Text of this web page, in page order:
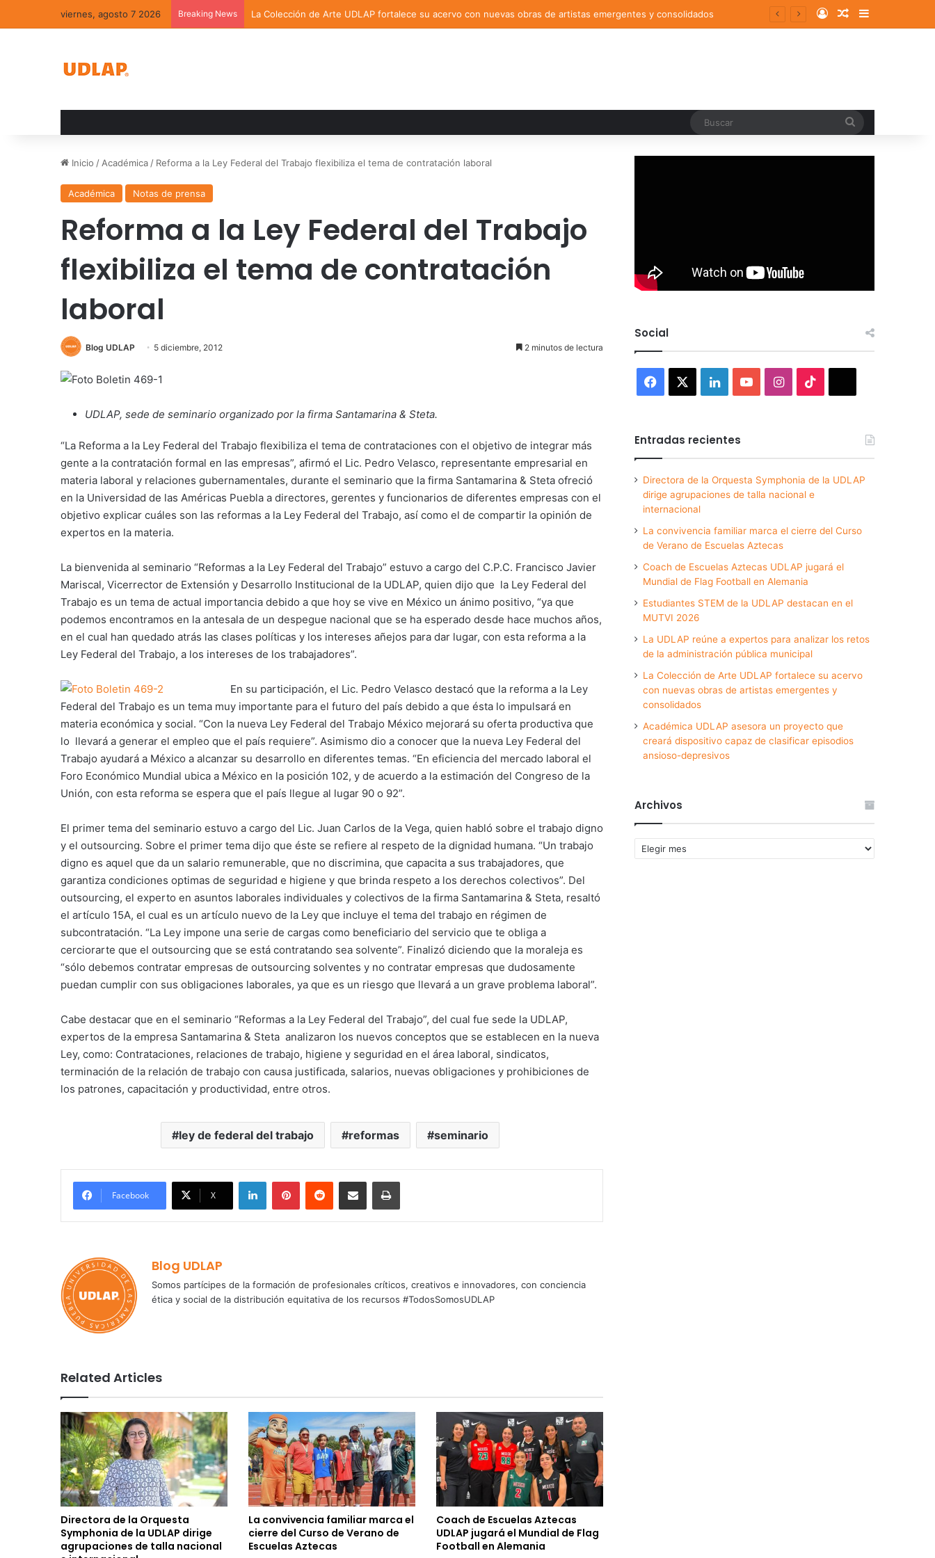
viernes, agosto 7 2026 Breaking News La Colección de Arte UDLAP fortalece su acervo con nuevas obras de artistas emergentes y consolidados Log InRandom Article
Sidebar
Inicio / Académica / Reforma a la Ley Federal del Trabajo flexibiliza el tema de contratación laboral
Académica Notas de prensa
Reforma a la Ley Federal del Trabajo
flexibiliza el tema de contratación
laboral
Blog UDLAP 5 diciembre, 2012 2 minutos de lectura
UDLAP, sede de seminario organizado por la firma Santamarina & Steta.
“La Reforma a la Ley Federal del Trabajo flexibiliza el tema de contrataciones con el objetivo de integrar más
gente a la contratación formal en las empresas”, afirmó el Lic. Pedro Velasco, representante empresarial en
materia laboral y relaciones gubernamentales, durante el seminario que la firma Santamarina & Steta ofreció
en la Universidad de las Américas Puebla a directores, gerentes y funcionarios de diferentes empresas con el
objetivo explicar cuáles son las reformas a la Ley Federal del Trabajo, así como el de compartir la opinión de
expertos en la materia.
La bienvenida al seminario “Reformas a la Ley Federal del Trabajo” estuvo a cargo del C.P.C. Francisco Javier
Mariscal, Vicerrector de Extensión y Desarrollo Institucional de la UDLAP, quien dijo que la Ley Federal del
Trabajo es un tema de actual importancia debido a que hoy se vive en México un ánimo positivo, “ya que
podemos encontramos en la antesala de un despegue nacional que se ha esperado desde hace muchos años,
en el cual han quedado atrás las clases políticas y los intereses añejos para dar lugar, con esta reforma a la
Ley Federal del Trabajo, a los intereses de los trabajadores”.
En su participación, el Lic. Pedro Velasco destacó que la reforma a la Ley
Federal del Trabajo es un tema muy importante para el futuro del país debido a que ésta lo impulsará en
materia económica y social. “Con la nueva Ley Federal del Trabajo México mejorará su oferta productiva que
lo llevará a generar el empleo que el país requiere”. Asimismo dio a conocer que la nueva Ley Federal del
Trabajo ayudará a México a alcanzar su desarrollo en diferentes temas. “En eficiencia del mercado laboral el
Foro Económico Mundial ubica a México en la posición 102, y de acuerdo a la estimación del Congreso de la
Unión, con esta reforma se espera que el país llegue al lugar 90 o 92”.
El primer tema del seminario estuvo a cargo del Lic. Juan Carlos de la Vega, quien habló sobre el trabajo digno
y el outsourcing. Sobre el primer tema dijo que éste se refiere al respeto de la dignidad humana. “Un trabajo
digno es aquel que da un salario remunerable, que no discrimina, que capacita a sus trabajadores, que
garantiza condiciones optimas de seguridad e higiene y que brinda respeto a los derechos colectivos”. Del
outsourcing, el experto en asuntos laborales individuales y colectivos de la firma Santamarina & Steta, resaltó
el artículo 15A, el cual es un artículo nuevo de la Ley que incluye el tema del trabajo en régimen de
subcontratación. “La Ley impone una serie de cargas como beneficiario del servicio que te obliga a
cerciorarte que el outsourcing que se está contratando sea solvente”. Finalizó diciendo que la moraleja es
“sólo debemos contratar empresas de outsourcing solventes y no contratar empresas que dudosamente
puedan cumplir con sus obligaciones laborales, ya que es un riesgo que llevará a un grave problema laboral”.
Cabe destacar que en el seminario “Reformas a la Ley Federal del Trabajo”, del cual fue sede la UDLAP,
expertos de la empresa Santamarina & Steta analizaron los nuevos conceptos que se establecen en la nueva
Ley, como: Contrataciones, relaciones de trabajo, higiene y seguridad en el área laboral, sindicatos,
terminación de la relación de trabajo con causa justificada, salarios, nuevas obligaciones y prohibiciones de
los patrones, capacitación y productividad, entre otros.
ley de federal del trabajo reformas seminario
Facebook X
LinkedInPinterestReddit Share via Email Print
Blog UDLAP
Somos partícipes de la formación de profesionales críticos, creativos e innovadores, con conciencia
ética y social de la distribución equitativa de los recursos #TodosSomosUDLAP
Related Articles
Directora de la Orquesta
Symphonia de la UDLAP dirige
agrupaciones de talla nacional
La convivencia familiar marca el
cierre del Curso de Verano de
Escuelas Aztecas
Coach de Escuelas Aztecas
UDLAP jugará el Mundial de Flag
Football en Alemania
Social
Facebook LinkedInYouTubeInstagram
Entradas recientes
Directora de la Orquesta Symphonia de la UDLAP
dirige agrupaciones de talla nacional e
internacional
La convivencia familiar marca el cierre del Curso
de Verano de Escuelas Aztecas
Coach de Escuelas Aztecas UDLAP jugará el
Mundial de Flag Football en Alemania
Estudiantes STEM de la UDLAP destacan en el
MUTVI 2026
La UDLAP reúne a expertos para analizar los retos
de la administración pública municipal
La Colección de Arte UDLAP fortalece su acervo
con nuevas obras de artistas emergentes y
consolidados
Académica UDLAP asesora un proyecto que
creará dispositivo capaz de clasificar episodios
ansioso-depresivos
Archivos
Archivos